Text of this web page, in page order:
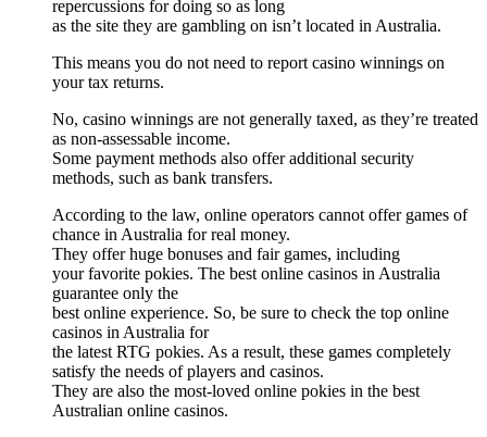
repercussions for doing so as long
as the site they are gambling on isn’t located in Australia.
This means you do not need to report casino winnings on
your tax returns.
No, casino winnings are not generally taxed, as they’re treated
as non-assessable income.
Some payment methods also offer additional security
methods, such as bank transfers.
According to the law, online operators cannot offer games of
chance in Australia for real money.
They offer huge bonuses and fair games, including
your favorite pokies. The best online casinos in Australia
guarantee only the
best online experience. So, be sure to check the top online
casinos in Australia for
the latest RTG pokies. As a result, these games completely
satisfy the needs of players and casinos.
They are also the most-loved online pokies in the best
Australian online casinos.